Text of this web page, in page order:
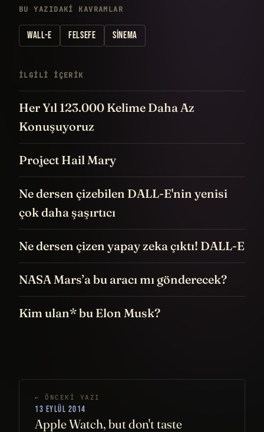
BU YAZIDAKI KAVRAMLAR
WALL-E FELSEFE SINEMA
İLGILI IÇERIK
Her Yıl 123.000 Kelime Daha Az
Konuşuyoruz
Project Hail Mary
Ne dersen çizebilen DALL-E'nin yenisi
çok daha şaşırtıcı
Ne dersen çizen yapay zeka çıktı! DALL-E
NASA Mars’a bu aracı mı gönderecek?
Kim ulan* bu Elon Musk?
← ÖNCEKI YAZI
13 EYLÜL 2014
Apple Watch, but don't taste